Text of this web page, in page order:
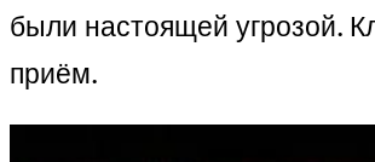
были настоящей угрозой.
приём.